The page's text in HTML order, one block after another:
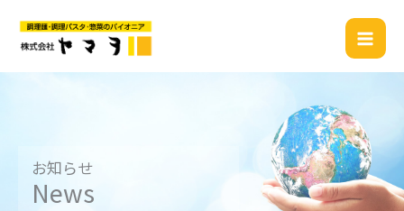
お知らせ
News